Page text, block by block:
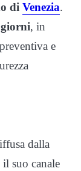
di Venezia.
, in
e
dalla
il suo canale